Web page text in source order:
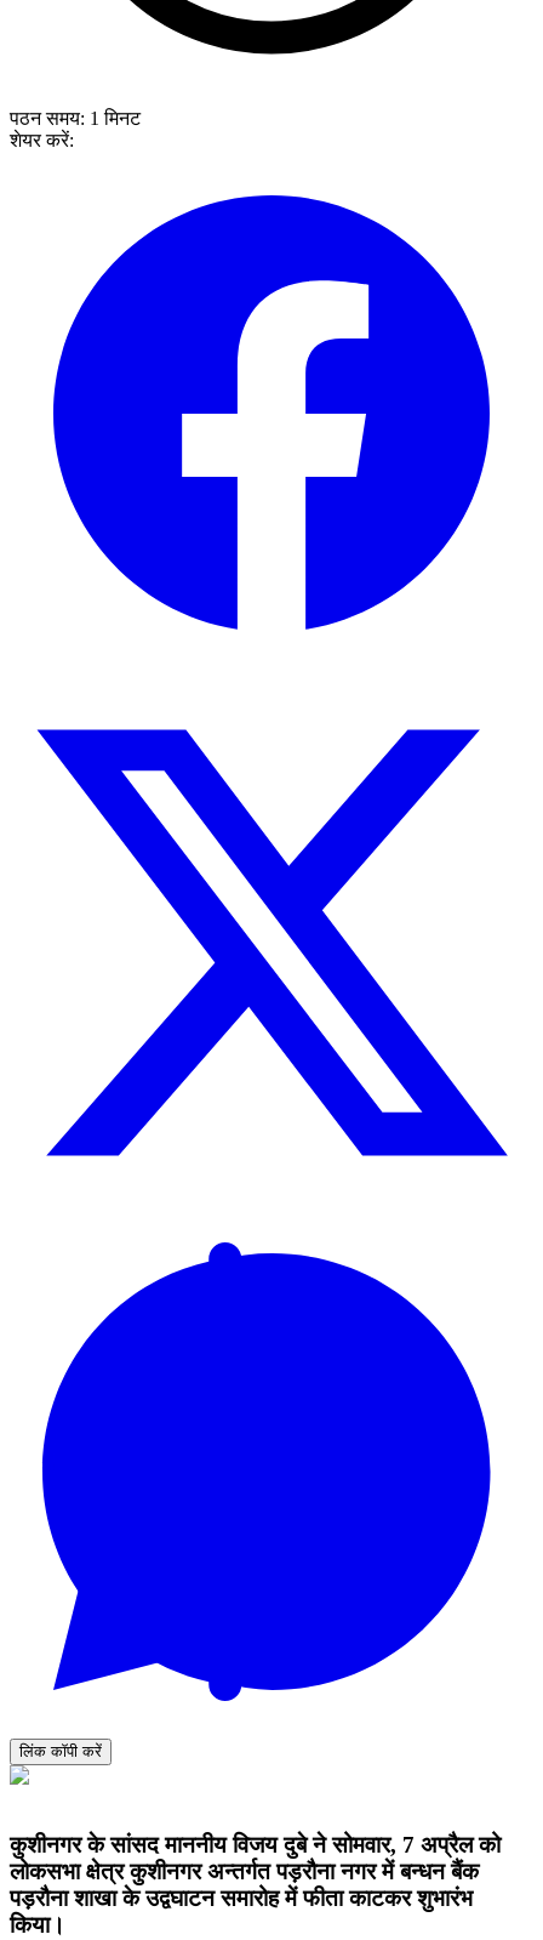
पठन समय: 1 मिनट
शेयर करें:
लिंक कॉपी करें
कुशीनगर के सांसद माननीय विजय दुबे ने सोमवार, 7 अप्रैल को
लोकसभा क्षेत्र कुशीनगर अन्तर्गत पड़रौना नगर में बन्धन बैंक
पड़रौना शाखा के उद्वघाटन समारोह में फीता काटकर शुभारंभ
किया।